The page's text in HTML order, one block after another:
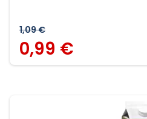
1,09 €
0,99 €